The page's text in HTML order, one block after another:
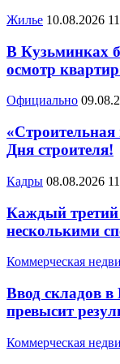
Жилье 10.08.2026
В Кузьминках
осмотр
Официально
«Строительная
Дня строителя!
Кадры 08.08.2026
Каждый третий
несколькими
Коммерческая
Ввод складов в
превысит
Коммерческая